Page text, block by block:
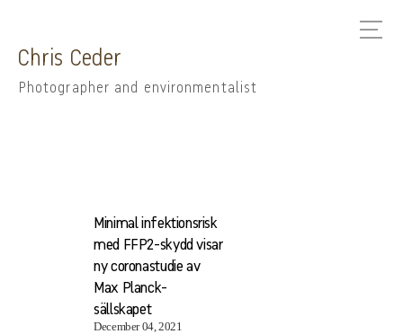
Chris Ceder
Photographer and environmentalist
Minimal infektionsrisk
med FFP2-skydd visar
ny coronastudie av
Max Planck-
sällskapet
December 04, 2021